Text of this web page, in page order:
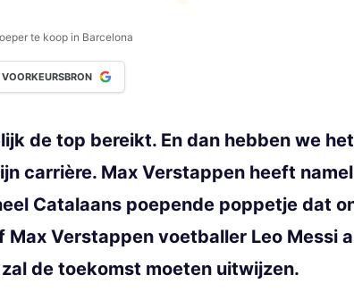
te koop in Barcelona
VOORKEURSBRON
de top bereikt. En dan hebben we
carrière. Max Verstappen heeft
Catalaans poepende poppetje dat
Verstappen voetballer Leo Messi
de toekomst moeten uitwijzen.